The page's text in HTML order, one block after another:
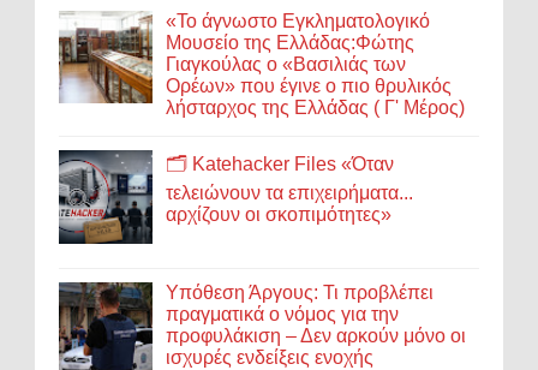
«Το άγνωστο Εγκληματολογικό
Μουσείο της Ελλάδας:Φώτης
Γιαγκούλας ο «Βασιλιάς των
Ορέων» που έγινε ο πιο θρυλικός
λήσταρχος της Ελλάδας ( Γ' Μέρος)
🗂️ Katehacker Files «Όταν
τελειώνουν τα επιχειρήματα...
αρχίζουν οι σκοπιμότητες»
Υπόθεση Άργους: Τι προβλέπει
πραγματικά ο νόμος για την
προφυλάκιση – Δεν αρκούν μόνο οι
ισχυρές ενδείξεις ενοχής